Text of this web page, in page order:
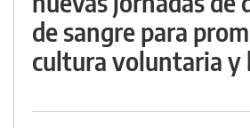
de sangre para
cultura voluntaria y